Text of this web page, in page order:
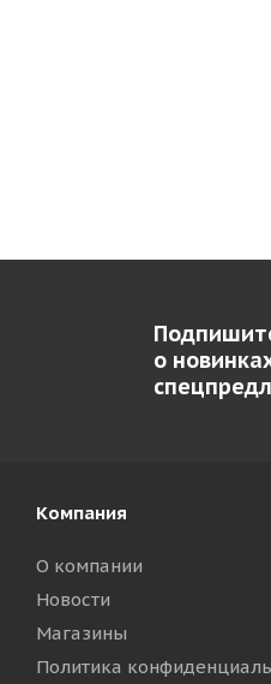
о
Компания
О компании
Новости
Магазины
Политика